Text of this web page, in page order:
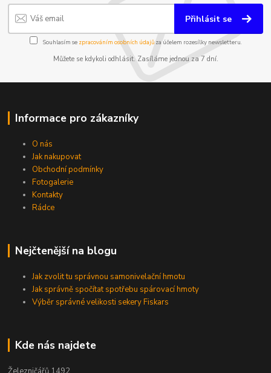
Přihlásit se
Souhlasím se zpracováním osobních údajůza účelem rozesílky newsletteru.
Můžete se kdykoli odhlásit. Zasíláme jednou za 7 dní.
Informace pro zákazníky
O nás
Jak nakupovat
Obchodní podmínky
Fotogalerie
Kontakty
Rádce
Nejčtenější na blogu
Jak zvolit tu správnou samonivelační hmotu
Jak správně spočítat spotřebu spárovací hmoty
Výběr správné velikosti sekery Fiskars
Kde nás najdete